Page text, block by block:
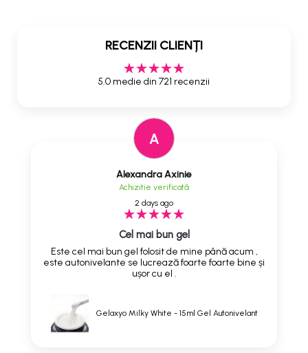
RECENZII CLIENȚI
5.0 medie din 721 recenzii
A
Alexandra Axinie
Achizitie verificată
2 days ago
Cel mai bun gel
Este cel mai bun gel folosit de mine până acum ,
este autonivelante se lucrează foarte foarte bine și
ușor cu el .
Gelaxyo Milky White - 15ml Gel Autonivelant